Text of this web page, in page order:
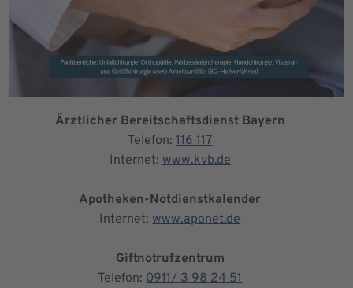
Ärztlicher Bereitschaftsdienst Bayern
Telefon:116 117
Internet: www.kvb.de
Apotheken-Notdienstkalender
Internet: www.aponet.de
Giftnotrufzentrum
Telefon: 0911/ 3 98 24 51